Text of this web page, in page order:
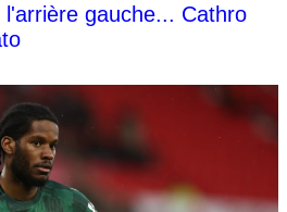
l'arrière gauche... Cathro